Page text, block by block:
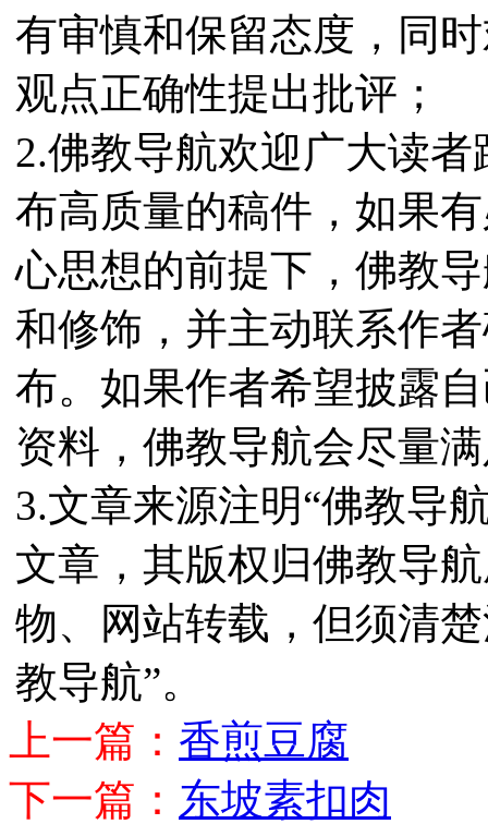
有审慎和保留态度，同
观点正确性提出批评；
2.佛教导航欢迎广大读
布高质量的稿件，如果
心思想的前提下，佛教
和修饰，并主动联系作
布。如果作者希望披露
资料，佛教导航会尽量
3.文章来源注明“佛教导
文章，其版权归佛教导
物、网站转载，但须清
教导航”。
上一篇： 香煎豆腐
下一篇： 东坡素扣肉